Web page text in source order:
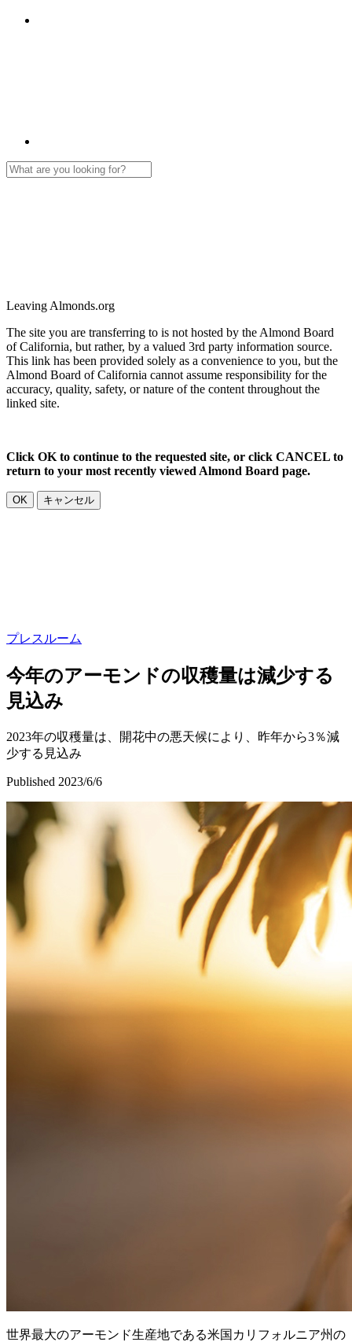
Leaving Almonds.org
The site you are transferring to is not hosted by the Almond Board
of California, but rather, by a valued 3rd party information source.
This link has been provided solely as a convenience to you, but the
Almond Board of California cannot assume responsibility for the
accuracy, quality, safety, or nature of the content throughout the
linked site.
Click OK to continue to the requested site, or click CANCEL to
return to your most recently viewed Almond Board page.
OK キャンセル
プレスルーム
今年のアーモンドの収穫量は減少する
見込み
2023年の収穫量は、開花中の悪天候により、昨年から3％減
少する見込み
Published 2023/6/6
世界最大のアーモンド生産地である米国カリフォルニア州の